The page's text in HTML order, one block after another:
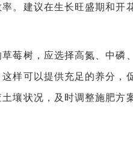
。建议在生长旺盛期和开
树，应选择高氮、中磷
样可以提供充足的养分，
壤状况，及时调整施肥方